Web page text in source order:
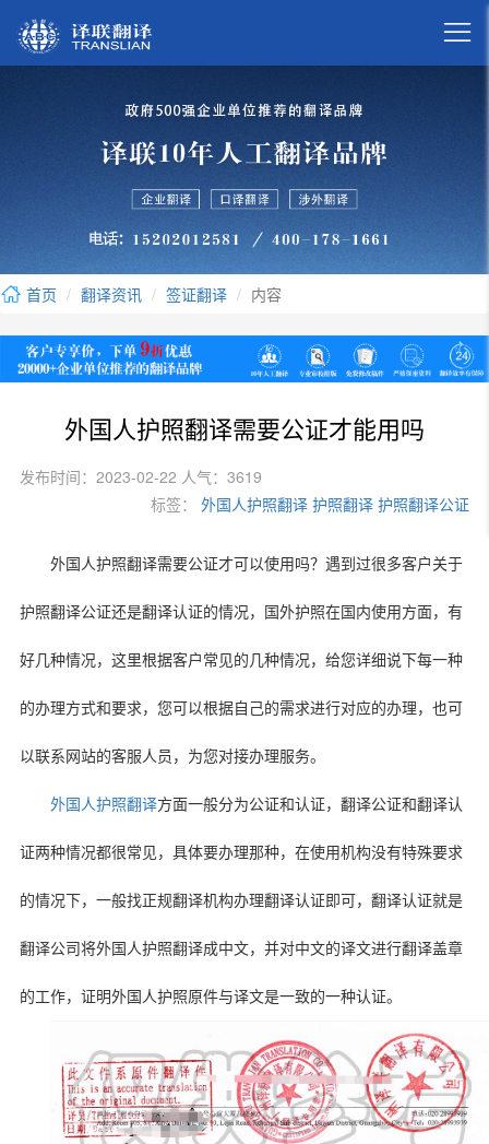

首页 翻译资讯 签证翻译 内容
外国人护照翻译需要公证才能用吗
发布时间：2023-02-22 人气：3619
标签：
外国人护照翻译 护照翻译 护照翻译公证
外国人护照翻译需要公证才可以使用吗？遇到过很多客户关于
护照翻译公证还是翻译认证的情况，国外护照在国内使用方面，有
好几种情况，这里根据客户常见的几种情况，给您详细说下每一种
的办理方式和要求，您可以根据自己的需求进行对应的办理，也可
以联系网站的客服人员，为您对接办理服务。
外国人护照翻译方面一般分为公证和认证，翻译公证和翻译认
证两种情况都很常见，具体要办理那种，在使用机构没有特殊要求
的情况下，一般找正规翻译机构办理翻译认证即可，翻译认证就是
翻译公司将外国人护照翻译成中文，并对中文的译文进行翻译盖章
的工作，证明外国人护照原件与译文是一致的一种认证。